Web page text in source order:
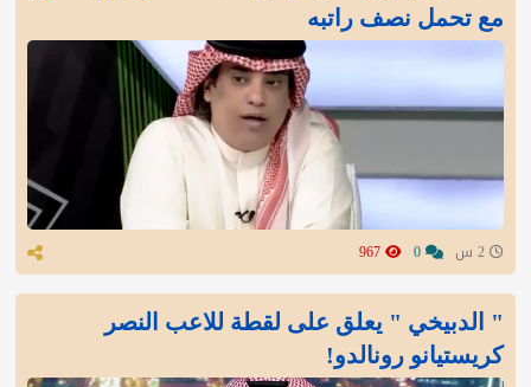
مع تحمل نصف راتبه
" الدبيخي " يعلق على لقطة للاعب النصر
كريستيانو رونالدو!